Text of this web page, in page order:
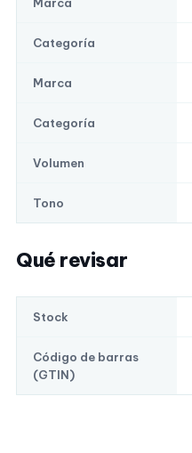
Marca
Categoría
Marca
Categoría
Volumen
Tono
Qué revisar
Stock
Código de barras
(GTIN)